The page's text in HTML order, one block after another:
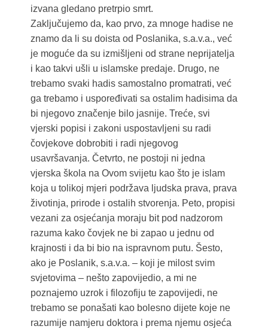
izvana gledano pretrpio smrt.
Zaključujemo da, kao prvo, za mnoge hadise ne
znamo da li su doista od Poslanika, s.a.v.a., već
je moguće da su izmišljeni od strane neprijatelja
i kao takvi ušli u islamske predaje. Drugo, ne
trebamo svaki hadis samostalno promatrati, već
ga trebamo i uspoređivati sa ostalim hadisima da
bi njegovo značenje bilo jasnije. Treće, svi
vjerski popisi i zakoni uspostavljeni su radi
čovjekove dobrobiti i radi njegovog
usavršavanja. Četvrto, ne postoji ni jedna
vjerska škola na Ovom svijetu kao što je islam
koja u tolikoj mjeri podržava ljudska prava, prava
životinja, prirode i ostalih stvorenja. Peto, propisi
vezani za osjećanja moraju bit pod nadzorom
razuma kako čovjek ne bi zapao u jednu od
krajnosti i da bi bio na ispravnom putu. Šesto,
ako je Poslanik, s.a.v.a. – koji je milost svim
svjetovima – nešto zapovijedio, a mi ne
poznajemo uzrok i filozofiju te zapovijedi, ne
trebamo se ponašati kao bolesno dijete koje ne
razumije namjeru doktora i prema njemu osjeća